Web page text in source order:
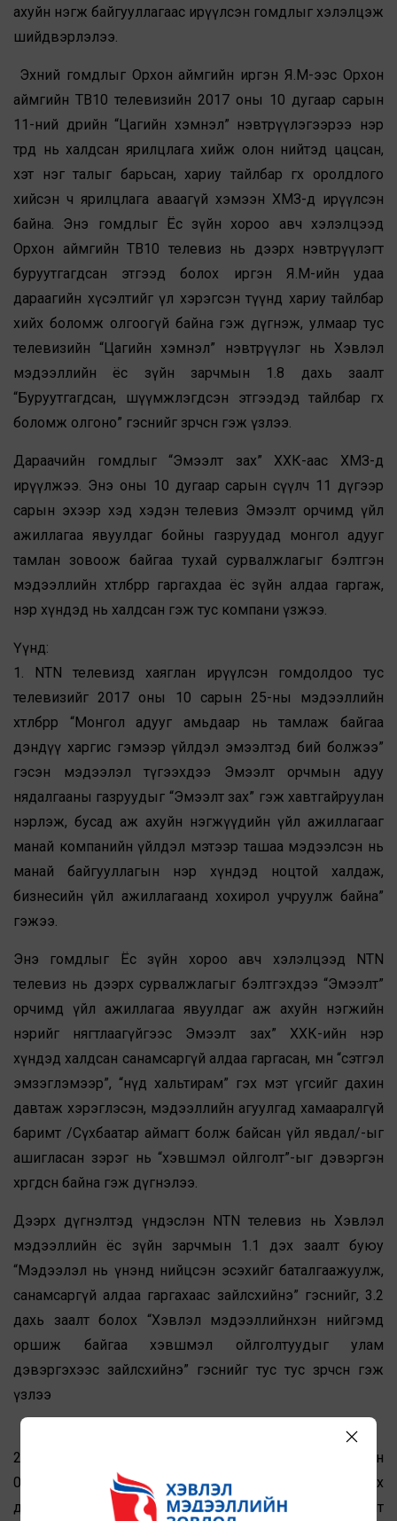
ахуйн нэгж байгууллагаас ирүүлсэн гомдлыг хэлэлцэж
шийдвэрлэлээ.
Эхний гомдлыг Орхон аймгийн иргэн Я.М-ээс Орхон
аймгийн ТВ10 телевизийн 2017 оны 10 дугаар сарын
11-ний өдрийн “Цагийн хэмнэл” нэвтрүүлэгээрээ нэр
төрд нь халдсан ярилцлага хийж олон нийтэд цацсан,
хэт нэг талыг барьсан, хариу тайлбар өгөх оролдлого
хийсэн ч ярилцлага аваагүй хэмээн ХМЗ-д ирүүлсэн
байна. Энэ гомдлыг Ёс зүйн хороо авч хэлэлцээд
Орхон аймгийн ТВ10 телевиз нь дээрх нэвтрүүлэгт
буруутгагдсан этгээд болох иргэн Я.М-ийн удаа
дараагийн хүсэлтийг үл хэрэгсэн түүнд хариу тайлбар
хийх боломж олгоогүй байна гэж дүгнэж, улмаар тус
телевизийн “Цагийн хэмнэл” нэвтрүүлэг нь Хэвлэл
мэдээллийн ёс зүйн зарчмын 1.8 дахь заалт
“Буруутгагдсан, шүүмжлэгдсэн этгээдэд тайлбар өгөх
боломж олгоно” гэснийг зөрчсөн гэж үзлээ.
Дараачийн гомдлыг “Эмээлт зах” ХХК-аас ХМЗ-д
ирүүлжээ. Энэ оны 10 дугаар сарын сүүлч 11 дүгээр
сарын эхээр хэд хэдэн телевиз Эмээлт орчимд үйл
ажиллагаа явуулдаг бойны газруудад монгол адууг
тамлан зовоож байгаа тухай сурвалжлагыг бэлтгэн
мэдээллийн хөтөлбөрөөрөө гаргахдаа ёс зүйн алдаа гаргаж,
нэр хүндэд нь халдсан гэж тус компани үзжээ.
Үүнд:
1. NTN телевизд хаяглан ирүүлсэн гомдолдоо тус
телевизийг 2017 оны 10 сарын 25-ны мэдээллийн
хөтөлбөрөөрөө “Монгол адууг амьдаар нь тамлаж байгаа
дэндүү харгис гэмээр үйлдэл эмээлтэд бий болжээ”
гэсэн мэдээлэл түгээхдээ Эмээлт орчмын адуу
нядалгааны газруудыг “Эмээлт зах” гэж хавтгайруулан
нэрлэж, бусад аж ахуйн нэгжүүдийн үйл ажиллагааг
манай компанийн үйлдэл мэтээр ташаа мэдээлсэн нь
манай байгууллагын нэр хүндэд ноцтой халдаж,
бизнесийн үйл ажиллагаанд хохирол учруулж байна”
гэжээ.
Энэ гомдлыг Ёс зүйн хороо авч хэлэлцээд NTN
телевиз нь дээрх сурвалжлагыг бэлтгэхдээ “Эмээлт”
орчимд үйл ажиллагаа явуулдаг аж ахуйн нэгжийн
нэрийг нягтлаагүйгээс Эмээлт зах” ХХК-ийн нэр
хүндэд халдсан санамсаргүй алдаа гаргасан, мөн “сэтгэл
эмзэглэмээр”, “нүд хальтирам” гэх мэт үгсийг дахин
давтаж хэрэглэсэн, мэдээллийн агуулгад хамааралгүй
баримт /Сүхбаатар аймагт болж байсан үйл явдал/-ыг
ашигласан зэрэг нь “хэвшмэл ойлголт”-ыг дэвэргэн
хөөрөгдсөн байна гэж дүгнэлээ.
Дээрх дүгнэлтэд үндэслэн NTN телевиз нь Хэвлэл
мэдээллийн ёс зүйн зарчмын 1.1 дэх заалт буюу
“Мэдээлэл нь үнэнд нийцсэн эсэхийг баталгаажуулж,
санамсаргүй алдаа гаргахаас зайлсхийнэ” гэснийг, 3.2
дахь заалт болох “Хэвлэл мэдээллийнхэн нийгэмд
оршиж байгаа хэвшмэл ойлголтуудыг улам
дэвэргэхээс зайлсхийнэ” гэснийг тус тус зөрчсөн гэж
үзлээ
2. ETV телевизд хаяглан гомдолд “2017 оны 11 сарын
08-нд тус телевизийн мэдээллийн хөтөлбөрөөр “Эмээлт зах
дээр адуу харгислаж байна” гэж ярьсан нь “Эмээлт